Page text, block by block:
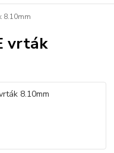
8.10mm
vrták